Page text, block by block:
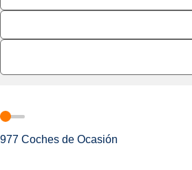
977 Coches de Ocasión